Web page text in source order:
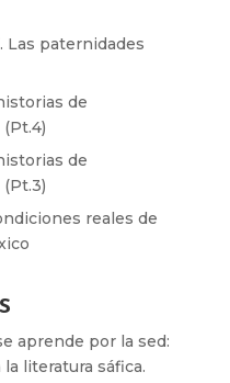
Las paternidades
de
de
reales de
aprende por la sed:
literatura sáfica.